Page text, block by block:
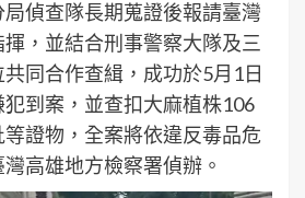
偵查隊長期蒐證後報請臺灣
，並結合刑事警察大隊及三
同合作查緝，成功於5月1日
到案，並查扣大麻植株106
證物，全案將依違反毒品危
高雄地方檢察署偵辦。